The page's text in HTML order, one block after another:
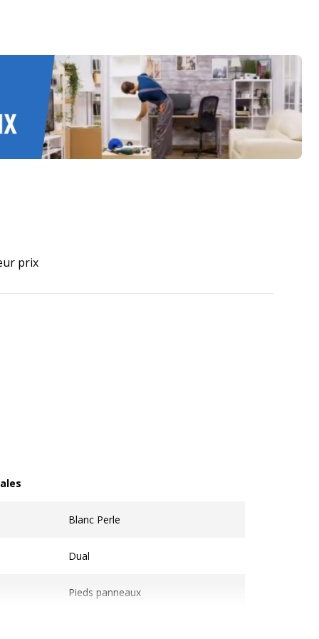
prix
Blanc Perle
Dual
Pieds panneaux